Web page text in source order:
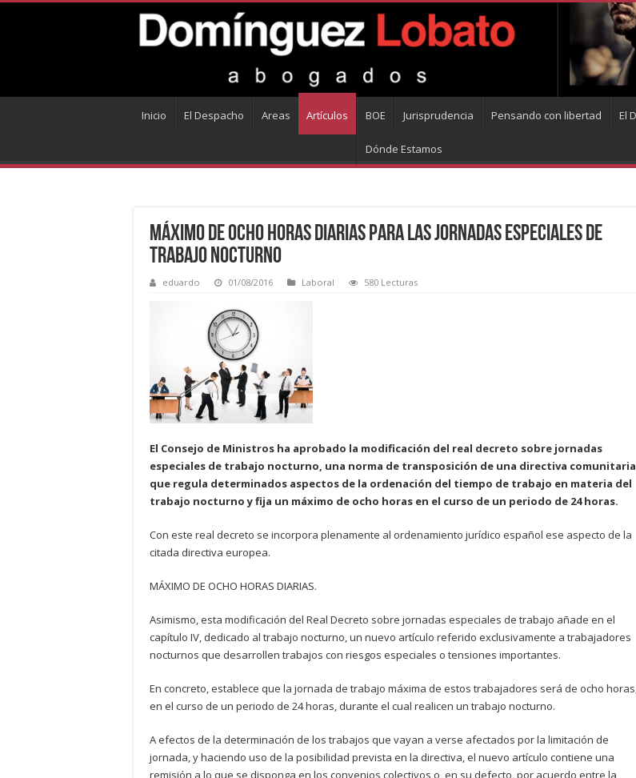
Inicio El Despacho Areas Artículos BOE Jurisprudencia Pensando con libertad El
Dónde Estamos
Máximo de ocho horas diarias para las jornadas especiales de
trabajo nocturno
eduardo 01/08/2016 Laboral 580 Lecturas
El Consejo de Ministros ha aprobado la modificación del real decreto sobre jornadas
especiales de trabajo nocturno, una norma de transposición de una directiva comunitaria
que regula determinados aspectos de la ordenación del tiempo de trabajo en materia del
trabajo nocturno y fija un máximo de ocho horas en el curso de un periodo de 24 horas.
Con este real decreto se incorpora plenamente al ordenamiento jurídico español ese aspecto de la
citada directiva europea.
MÁXIMO DE OCHO HORAS DIARIAS.
Asimismo, esta modificación del Real Decreto sobre jornadas especiales de trabajo añade en el
capítulo IV, dedicado al trabajo nocturno, un nuevo artículo referido exclusivamente a trabajadores
nocturnos que desarrollen trabajos con riesgos especiales o tensiones importantes.
En concreto, establece que la jornada de trabajo máxima de estos trabajadores será de ocho
en el curso de un periodo de 24 horas, durante el cual realicen un trabajo nocturno.
A efectos de la determinación de los trabajos que vayan a verse afectados por la limitación de
jornada, y haciendo uso de la posibilidad prevista en la directiva, el nuevo artículo contiene una
remisión a lo que se disponga en los convenios colectivos o, en su defecto, por acuerdo entre la